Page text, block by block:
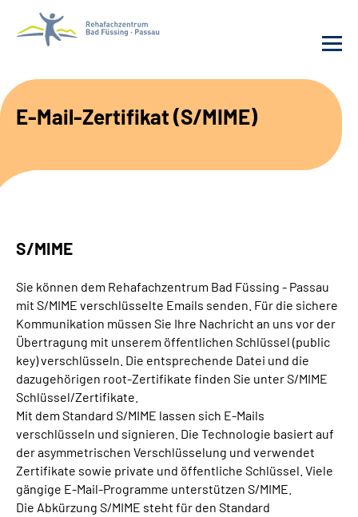
Suche
E-Mail-Zertifikat (S/MIME)
S/MIME
Sie können dem Rehafachzentrum Bad Füssing - Passau
mit S/MIME verschlüsselte Emails senden. Für die sichere
Kommunikation müssen Sie Ihre Nachricht an uns vor der
Übertragung mit unserem öffentlichen Schlüssel (public
key) verschlüsseln. Die entsprechende Datei und die
dazugehörigen root-Zertifikate finden Sie unter S/MIME
Schlüssel/Zertifikate.
Mit dem Standard S/MIME lassen sich E-Mails
verschlüsseln und signieren. Die Technologie basiert auf
der asymmetrischen Verschlüsselung und verwendet
Zertifikate sowie private und öffentliche Schlüssel. Viele
gängige E-Mail-Programme unterstützen S/MIME.
Die Abkürzung S/MIME steht für den Standard